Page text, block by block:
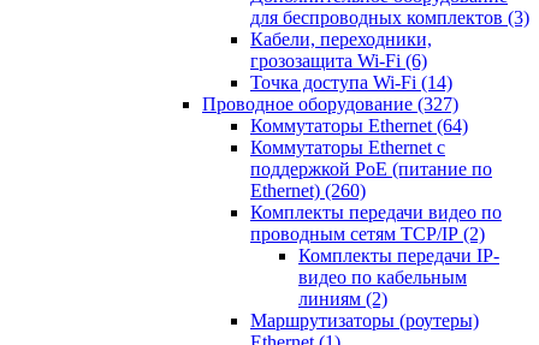
для беспроводных комплектов (3)
Кабели, переходники,
грозозащита Wi-Fi (6)
Точка доступа Wi-Fi (14)
Проводное оборудование (327)
Коммутаторы Ethernet (64)
Коммутаторы Ethernet с
поддержкой PoE (питание по
Ethernet) (260)
Комплекты передачи видео по
проводным сетям TCP/IP (2)
Комплекты передачи IP-
видео по кабельным
линиям (2)
Маршрутизаторы (роутеры)